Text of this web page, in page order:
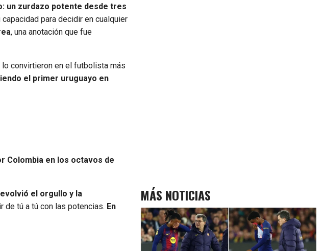
un zurdazo potente desde tres
para decidir en cualquier
, una anotación que fue
convirtieron en el futbolista más
el primer uruguayo en
Colombia en los octavos de
el orgullo y la
de tú a tú con las potencias. En
MÁS NOTICIAS